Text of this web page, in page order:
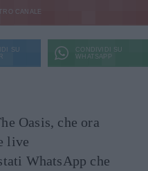
CANALE
SU
CONDIVIDI SU
WHATSAPP
Oasis, che ora
live
WhatsApp che